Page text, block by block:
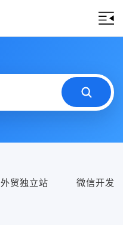
外贸独立站 微信开发